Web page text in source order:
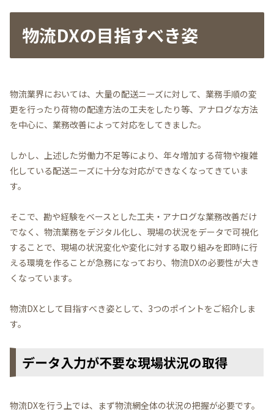
物流DXの目指すべき姿
物流業界においては、大量の配送ニーズに対して、業務手順の変
更を行ったり荷物の配達方法の工夫をしたり等、アナログな方法
を中心に、業務改善によって対応をしてきました。
しかし、上述した労働力不足等により、年々増加する荷物や複雑
化している配送ニーズに十分な対応ができなくなってきていま
す。
そこで、勘や経験をベースとした工夫・アナログな業務改善だけ
でなく、物流業務をデジタル化し、現場の状況をデータで可視化
することで、現場の状況変化や変化に対する取り組みを即時に行
える環境を作ることが急務になっており、物流DXの必要性が大き
くなっています。
物流DXとして目指すべき姿として、3つのポイントをご紹介しま
す。
データ入力が不要な現場状況の取得
物流DXを行う上では、まず物流網全体の状況の把握が必要です。